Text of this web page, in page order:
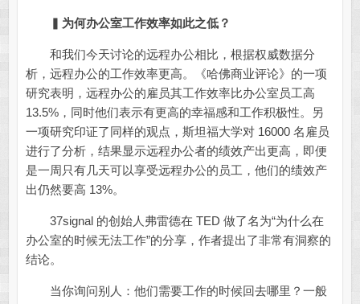
▍ 为何办公室工作效率如此之低？
和我们今天讨论的远程办公相比，根据权威数据分
析，远程办公的工作效率更高。《哈佛商业评论》的一项
研究表明，远程办公的雇员其工作效率比办公室员工高
13.5%，同时他们表示有更高的幸福感和工作积极性。另
一项研究印证了同样的观点，斯坦福大学对 16000 名雇员
进行了分析，结果显示远程办公者的绩效产出更高，即便
是一周只有几天可以享受远程办公的员工，他们的绩效产
出仍然要高 13%。
37signal 的创始人弗雷德在 TED 做了名为“为什么在
办公室的时候无法工作”的分享，作者提出了非常有洞察的
结论。
当你询问别人：他们需要工作的时候回去哪里？一般